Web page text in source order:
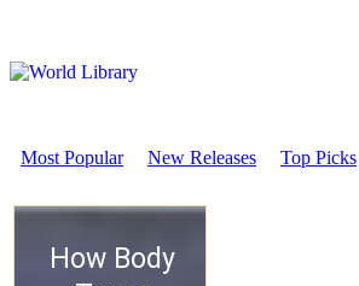
Most Popular New Releases Top Picks